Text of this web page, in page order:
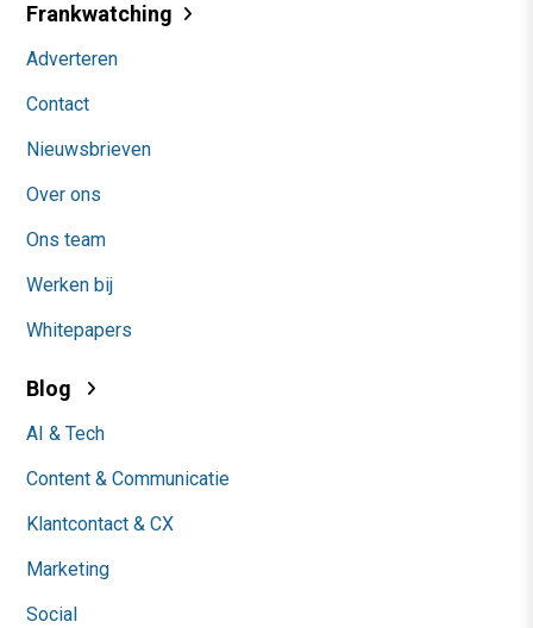
Frankwatching
Adverteren
Contact
Nieuwsbrieven
Over ons
Ons team
Werken bij
Whitepapers
Blog
AI & Tech
Content & Communicatie
Klantcontact & CX
Marketing
Social